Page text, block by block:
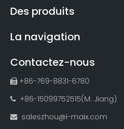
Des produits
La navigation
Contactez-nous
 +86-769-8831-6780
 +86-15099752515(M. Jiang)
 saleszhou@i-maix.com